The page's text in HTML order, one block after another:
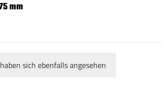
mm
sich ebenfalls angesehen